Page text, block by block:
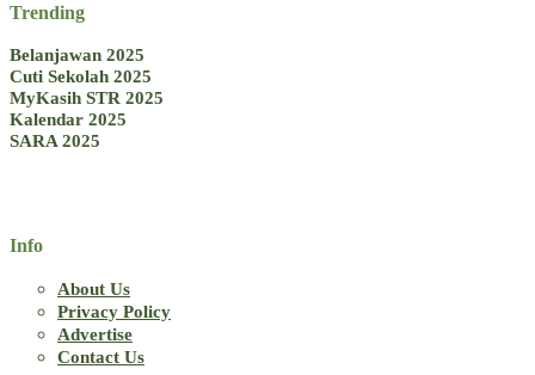
Trending
Belanjawan 2025
Cuti Sekolah 2025
MyKasih STR 2025
Kalendar 2025
SARA 2025
Info
About Us
Privacy Policy
Advertise
Contact Us